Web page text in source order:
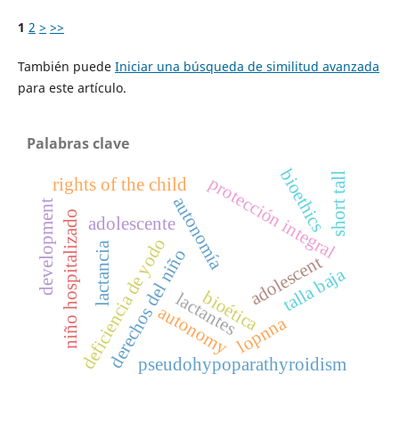
1 2 > >>
También puede Iniciar una búsqueda de similitud avanzada
para este artículo.
Palabras clave
bioética
autonomía
derechos del niño
protección integral
adolescente bioethics
autonomy
rights of the child
adolescent
lopnna
niño hospitalizado
pseudohypoparathyroidism
deficiencia de yodo
lactancia talla baja
short tall
lactantes
development